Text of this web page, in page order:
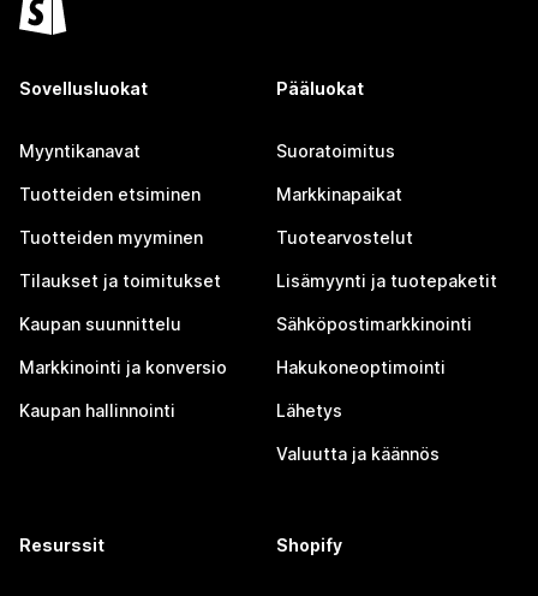
Sovellusluokat
Myyntikanavat
Tuotteiden etsiminen
Tuotteiden myyminen
Tilaukset ja toimitukset
Kaupan suunnittelu
Markkinointi ja konversio
Kaupan hallinnointi
Pääluokat
Suoratoimitus
Markkinapaikat
Tuotearvostelut
Lisämyynti ja tuotepaketit
Sähköpostimarkkinointi
Hakukoneoptimointi
Lähetys
Valuutta ja käännös
Resurssit Shopify